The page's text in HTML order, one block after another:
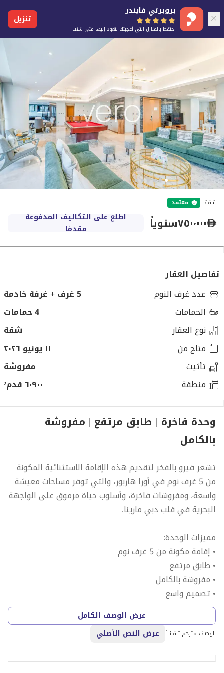
بروبرتي فايندر
احتفظ بالمنازل التي أعجبتك لتعود إليها متى شئت
تنزيل
شقة معتمد
٧٥٠٬٠٠٠سنوياً
اطلع على التكاليف المدفوعة
مقدمًا
تفاصيل العقار
عدد غرف النوم
5 غرف + غرفة خادمة
الحمامات
4 حمامات
نوع العقار
شقة
متاح من
١١ يونيو ٢٠٢٦
تأثيث
مفروشة
منطقة
٦٬٩٠٠ قدم²
وحدة فاخرة | طابق مرتفع | مفروشة
بالكامل
تشعر فيرو بالفخر لتقديم هذه الإقامة الاستثنائية المكونة
من 5 غرف نوم في أورا هاربور، والتي توفر مساحات معيشة
واسعة، ومفروشات فاخرة، وأسلوب حياة مرموق على الواجهة
البحرية في قلب دبي مارينا.
مميزات الوحدة:
• إقامة مكونة من 5 غرف نوم
• طابق مرتفع
• مفروشة بالكامل
• تصميم واسع
• تصميمات داخلية مشرقة وجيدة التهوية
• موقع متميز على الواجهة البحرية
• حياة فاخرة في المارينا
توفر هذه الإقامة الرائعة مزيجًا نادرًا من المساحة والأناقة
عرض الوصف الكامل
الوصف مترجم تلقائياً عرض النص الأصلي